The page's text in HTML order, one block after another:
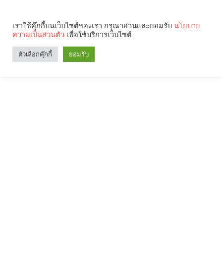
เราใช้คุ๊กกี้บนเว็บไซต์ของเรา กรุณาอ่านและยอมรับ นโยบาย
ความเป็นส่วนตัว เพื่อใช้บริการเว็บไซต์
ตัวเลือกคุ๊กกี้ ยอมรับ